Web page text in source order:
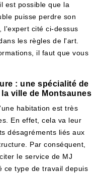
est possible que la
puisse perdre son
l'expert cité ci-dessus
les règles de l'art.
il faut que vous
: une spécialité de
ville de Montsaunes
habitation est très
En effet, cela va leur
désagréments liés aux
Par conséquent,
le service de MJ
ce type de travail depuis